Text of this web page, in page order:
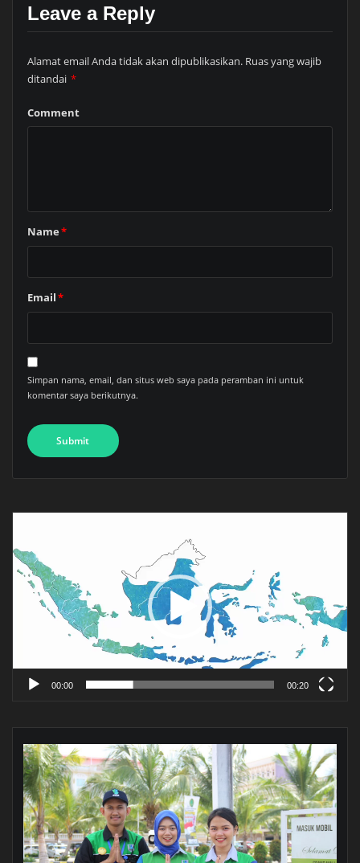
Leave a Reply
Alamat email Anda tidak akan dipublikasikan. Ruas yang wajib
ditandai *
Comment
Name*
Email*
Simpan nama, email, dan situs web saya pada peramban ini untuk
komentar saya berikutnya.
00:00 00:20